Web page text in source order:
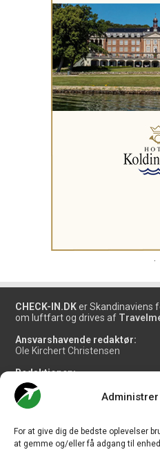
For at give dig de bedste oplevelser
at gemme og/eller få adgang til
CHECK-IN.DK er Skandinaviens
om luftfart og drives af
Ansvarshavende redaktør:
Ole Kirchert Christensen
Redaktionen:
Christian Granhøj Skouboe
Henrik Baumgarten
Danny Longhi Andreasen
Salg og jobannoncer: